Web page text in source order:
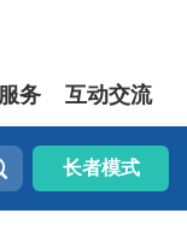
务 互动交流
长者模式